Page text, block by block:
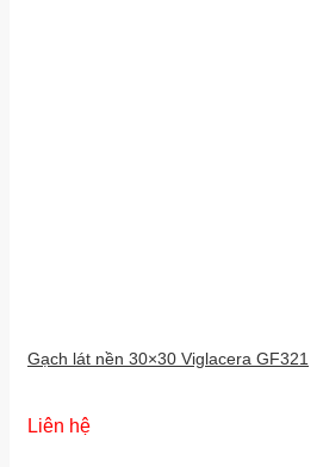
Gạch lát nền 30×30 Viglacera GF321
Liên hệ